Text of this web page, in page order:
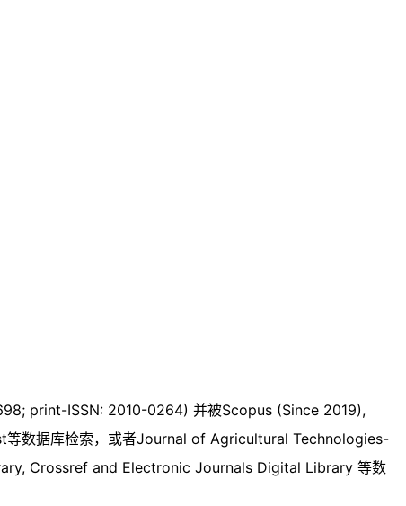
print-ISSN: 2010-0264) 并被Scopus (Since 2019),
数据库检索，或者Journal of Agricultural Technologies-
Crossref and Electronic Journals Digital Library 等数